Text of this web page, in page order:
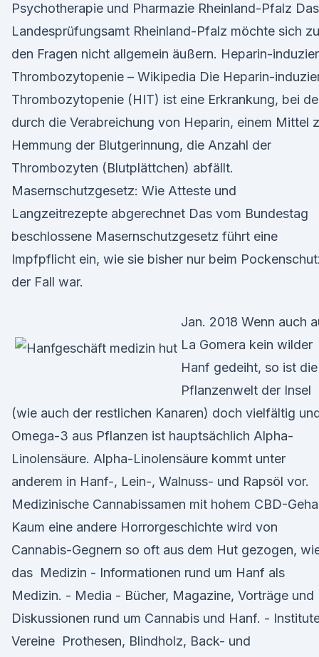
Psychotherapie und Pharmazie Rheinland-Pfalz Das
Landesprüfungsamt Rheinland-Pfalz möchte sich zu
den Fragen nicht allgemein äußern. Heparin-
Thrombozytopenie – Wikipedia Die Heparin-
Thrombozytopenie (HIT) ist eine Erkrankung, bei
durch die Verabreichung von Heparin, einem Mittel
Hemmung der Blutgerinnung, die Anzahl der
Thrombozyten (Blutplättchen) abfällt.
Masernschutzgesetz: Wie Atteste und
Langzeitrezepte abgerechnet Das vom Bundestag
beschlossene Masernschutzgesetz führt eine
Impfpflicht ein, wie sie bisher nur beim
der Fall war.
Jan. 2018 Wenn auch
La Gomera kein wilder
Hanf gedeiht, so ist die
Pflanzenwelt der Insel
(wie auch der restlichen Kanaren) doch vielfältig
Omega-3 aus Pflanzen ist hauptsächlich Alpha-
Linolensäure. Alpha-Linolensäure kommt unter
anderem in Hanf-, Lein-, Walnuss- und Rapsöl vor.
Medizinische Cannabissamen mit hohem CBD-
Kaum eine andere Horrorgeschichte wird von
Cannabis-Gegnern so oft aus dem Hut gezogen,
das Medizin - Informationen rund um Hanf als
Medizin. - Media - Bücher, Magazine, Vorträge und
Diskussionen rund um Cannabis und Hanf. -
Vereine Prothesen, Blindholz, Back- und